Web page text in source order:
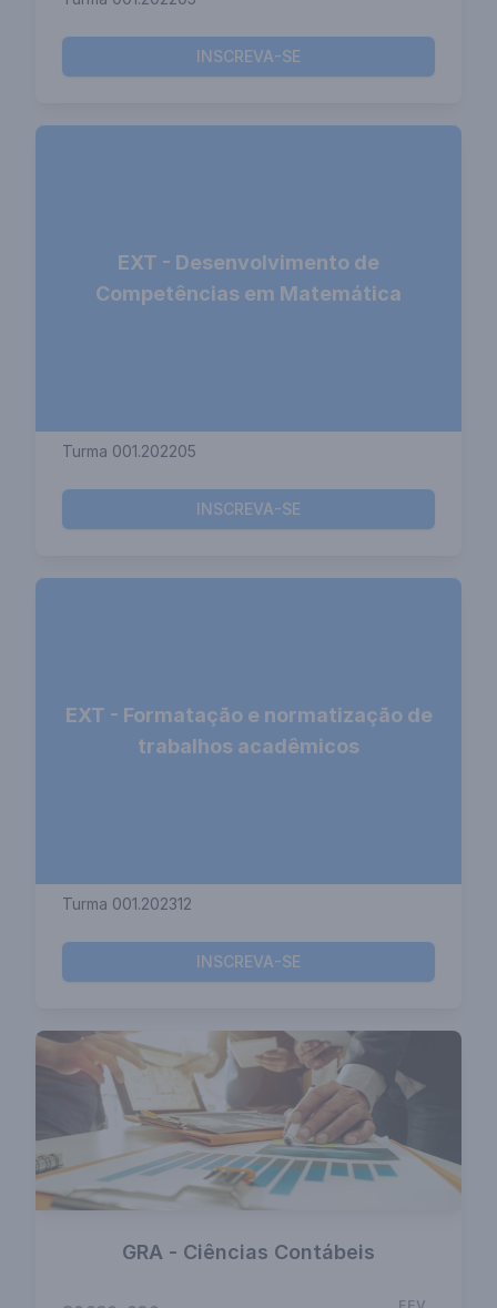
INSCREVA-SE
EXT - Desenvolvimento de
Competências em Matemática
Turma 001.202205
INSCREVA-SE
EXT - Formatação e normatização de
trabalhos acadêmicos
Turma 001.202312
INSCREVA-SE
GRA - Ciências Contábeis